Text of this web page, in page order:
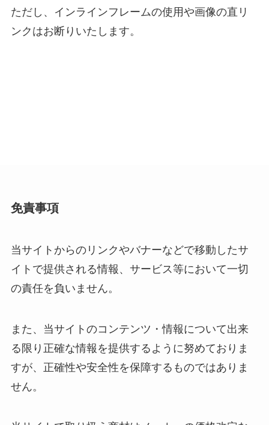
ただし、インラインフレームの使用や画像の直リ
ンクはお断りいたします。
免責事項
当サイトからのリンクやバナーなどで移動したサ
イトで提供される情報、サービス等において一切
の責任を負いません。
また、当サイトのコンテンツ・情報について出来
る限り正確な情報を提供するように努めておりま
すが、正確性や安全性を保障するものではありま
せん。